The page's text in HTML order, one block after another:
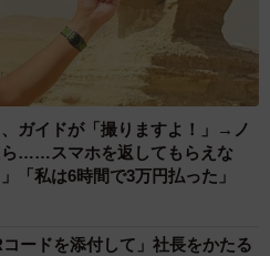
ガイドが「撮りますよ！」→ノ
ら……スマホを返してもらえな
私は6時間で3万円払った」
コードを添付して」社長をかたる